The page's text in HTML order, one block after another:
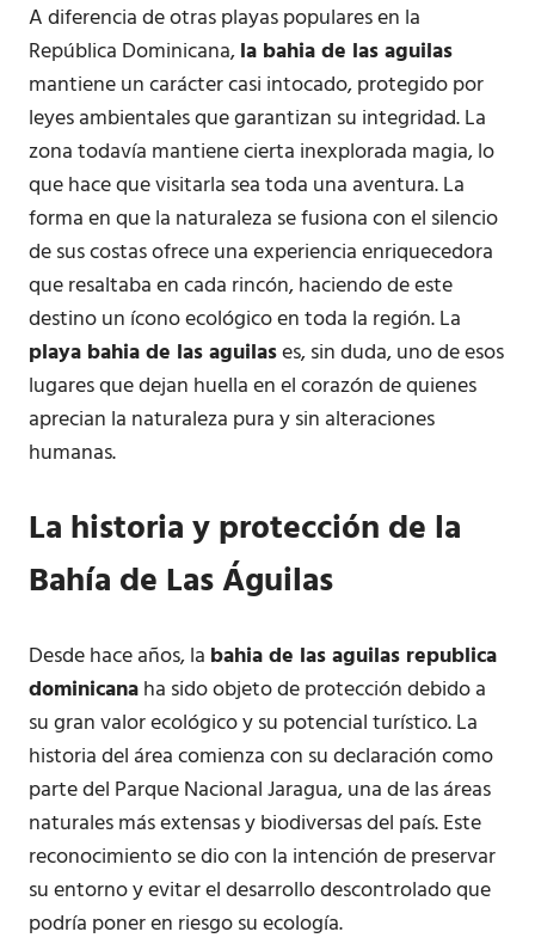
A diferencia de otras playas populares en la
República Dominicana,la bahia de las aguilas
mantiene un carácter casi intocado, protegido por
leyes ambientales que garantizan su integridad. La
zona todavía mantiene cierta inexplorada magia, lo
que hace que visitarla sea toda una aventura. La
forma en que la naturaleza se fusiona con el silencio
de sus costas ofrece una experiencia enriquecedora
que resaltaba en cada rincón, haciendo de este
destino un ícono ecológico en toda la región. La
playa bahia de las aguilases, sin duda, uno de esos
lugares que dejan huella en el corazón de quienes
aprecian la naturaleza pura y sin alteraciones
humanas.
La historia y protección de la
Bahía de Las Águilas
Desde hace años, la bahia de las aguilas republica
dominicanaha sido objeto de protección debido a
su gran valor ecológico y su potencial turístico. La
historia del área comienza con su declaración como
parte del Parque Nacional Jaragua, una de las áreas
naturales más extensas y biodiversas del país. Este
reconocimiento se dio con la intención de preservar
su entorno y evitar el desarrollo descontrolado que
podría poner en riesgo su ecología.